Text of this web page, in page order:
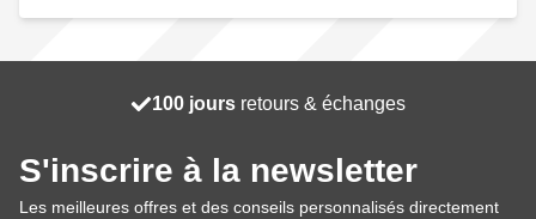
expédié demain
Livraison gratuite
100 jours retours & échanges
S'inscrire à la newsletter
Les meilleures offres et des conseils personnalisés directement